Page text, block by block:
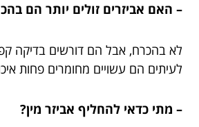
– האם אביזרים זולים יותר הם
לא בהכרח, אבל הם דורשים בדיקה
לעיתים הם עשויים מחומרים פחות
– מתי כדאי להחליף אביזר מין?